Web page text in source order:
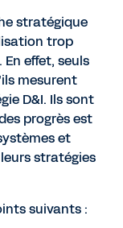
stratégique
trop
effet, seuls
mesurent
D&I. Ils sont
progrès est
et
stratégies
suivants :